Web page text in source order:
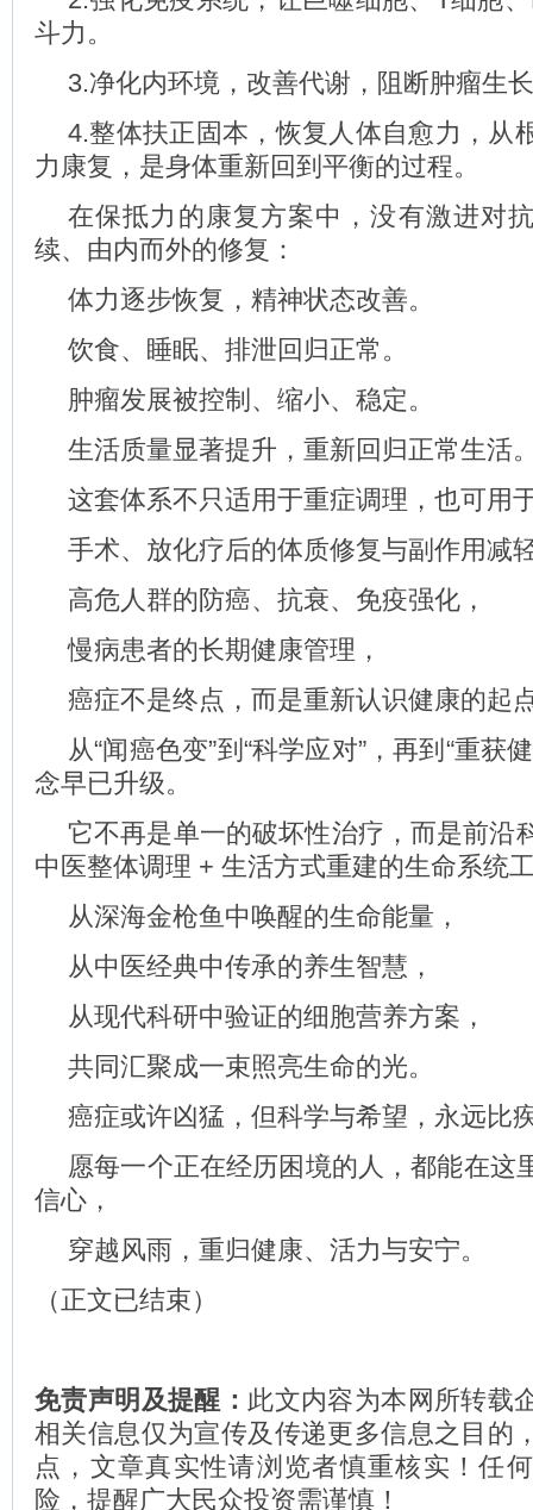
斗力。
3.净化内环境，改善代谢，阻断肿瘤生
4.整体扶正固本，恢复人体自愈力，从
力康复，是身体重新回到平衡的过程。
在保抵力的康复方案中，没有激进对
续、由内而外的修复：
体力逐步恢复，精神状态改善。
饮食、睡眠、排泄回归正常。
肿瘤发展被控制、缩小、稳定。
生活质量显著提升，重新回归正常生活
这套体系不只适用于重症调理，也可用
手术、放化疗后的体质修复与副作用减
高危人群的防癌、抗衰、免疫强化，
慢病患者的长期健康管理，
癌症不是终点，而是重新认识健康的起
从“闻癌色变”到“科学应对”，再到“重获
念早已升级。
它不再是单一的破坏性治疗，而是前沿
中医整体调理 + 生活方式重建的生命系统
从深海金枪鱼中唤醒的生命能量，
从中医经典中传承的养生智慧，
从现代科研中验证的细胞营养方案，
共同汇聚成一束照亮生命的光。
癌症或许凶猛，但科学与希望，永远比
愿每一个正在经历困境的人，都能在这
信心，
穿越风雨，重归健康、活力与安宁。
（正文已结束）
免责声明及提醒： 此文内容为本网所转载
相关信息仅为宣传及传递更多信息之目的
点，文章真实性请浏览者慎重核实！任
险，提醒广大民众投资需谨慎！